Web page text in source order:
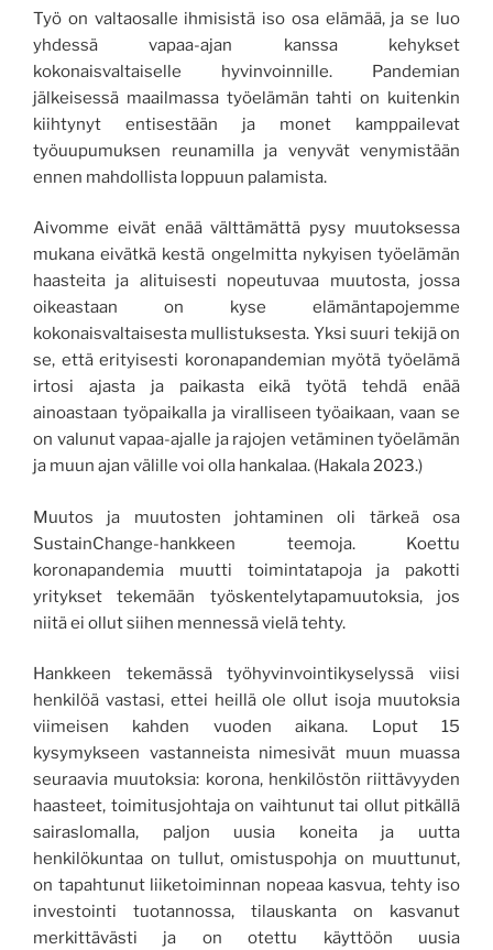
Työ on valtaosalle ihmisistä iso osa elämää, ja se luo
yhdessä vapaa-ajan kanssa kehykset
kokonaisvaltaiselle hyvinvoinnille. Pandemian
jälkeisessä maailmassa työelämän tahti on kuitenkin
kiihtynyt entisestään ja monet kamppailevat
työuupumuksen reunamilla ja venyvät venymistään
ennen mahdollista loppuun palamista.
Aivomme eivät enää välttämättä pysy muutoksessa
mukana eivätkä kestä ongelmitta nykyisen työelämän
haasteita ja alituisesti nopeutuvaa muutosta, jossa
oikeastaan on kyse elämäntapojemme
kokonaisvaltaisesta mullistuksesta. Yksi suuri tekijä on
se, että erityisesti koronapandemian myötä työelämä
irtosi ajasta ja paikasta eikä työtä tehdä enää
ainoastaan työpaikalla ja viralliseen työaikaan, vaan se
on valunut vapaa-ajalle ja rajojen vetäminen työelämän
ja muun ajan välille voi olla hankalaa. (Hakala 2023.)
Muutos ja muutosten johtaminen oli tärkeä osa
SustainChange-hankkeen teemoja. Koettu
koronapandemia muutti toimintatapoja ja pakotti
yritykset tekemään työskentelytapamuutoksia, jos
niitä ei ollut siihen mennessä vielä tehty.
Hankkeen tekemässä työhyvinvointikyselyssä viisi
henkilöä vastasi, ettei heillä ole ollut isoja muutoksia
viimeisen kahden vuoden aikana. Loput 15
kysymykseen vastanneista nimesivät muun muassa
seuraavia muutoksia: korona, henkilöstön riittävyyden
haasteet, toimitusjohtaja on vaihtunut tai ollut pitkällä
sairaslomalla, paljon uusia koneita ja uutta
henkilökuntaa on tullut, omistuspohja on muuttunut,
on tapahtunut liiketoiminnan nopeaa kasvua, tehty iso
investointi tuotannossa, tilauskanta on kasvanut
merkittävästi ja on otettu käyttöön uusia